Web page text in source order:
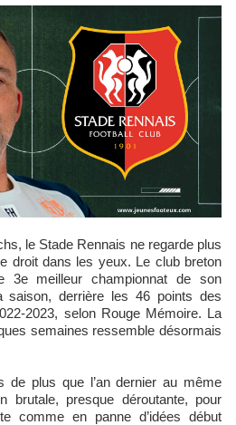
droit dans les yeux. Le club breton
3e meilleur championnat de son
derrière les 46 points des
selon Rouge Mémoire. La
semaines ressemble désormais
de plus que l’an dernier au même
brutale, presque déroutante, pour
comme en panne d’idées début